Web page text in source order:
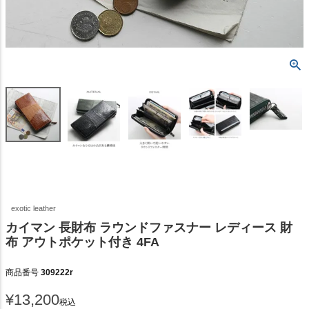
exotic leather
カイマン 長財布 ラウンドファスナー レディース 財
布 アウトポケット付き 4FA
商品番号 309222r
¥13,200税込